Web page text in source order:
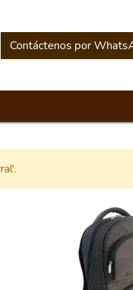
Historia Mesacé
Contáctenos por
'.